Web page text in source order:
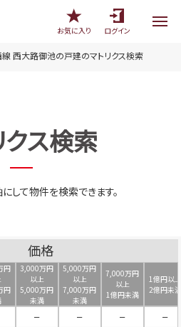
お気に入り
ログイン
西大路御池の戸建のマトリクス検索
クス検索
して物件を検索できます。
価格
円
円
3,000万円
以上
5,000万円
未満
5,000万円
以上
7,000万円
未満
7,000万円
以上
1億円未満
1億円以上
2億円未満
－ － －
－